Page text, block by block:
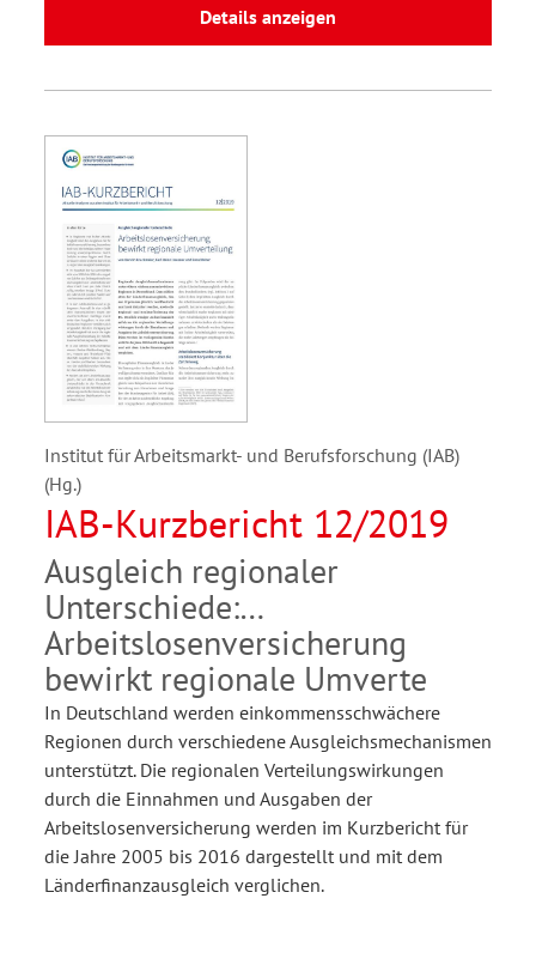
Details anzeigen
Institut für Arbeitsmarkt- und Berufsforschung (IAB)
(Hg.)
IAB-Kurzbericht 12/2019
Ausgleich regionaler
Unterschiede:
Arbeitslosenversicherung
bewirkt regionale Umverte
In Deutschland werden einkommensschwächere
Regionen durch verschiedene Ausgleichsmechanismen
unterstützt. Die regionalen Verteilungswirkungen
durch die Einnahmen und Ausgaben der
Arbeitslosenversicherung werden im Kurzbericht für
die Jahre 2005 bis 2016 dargestellt und mit dem
Länderfinanzausgleich verglichen.